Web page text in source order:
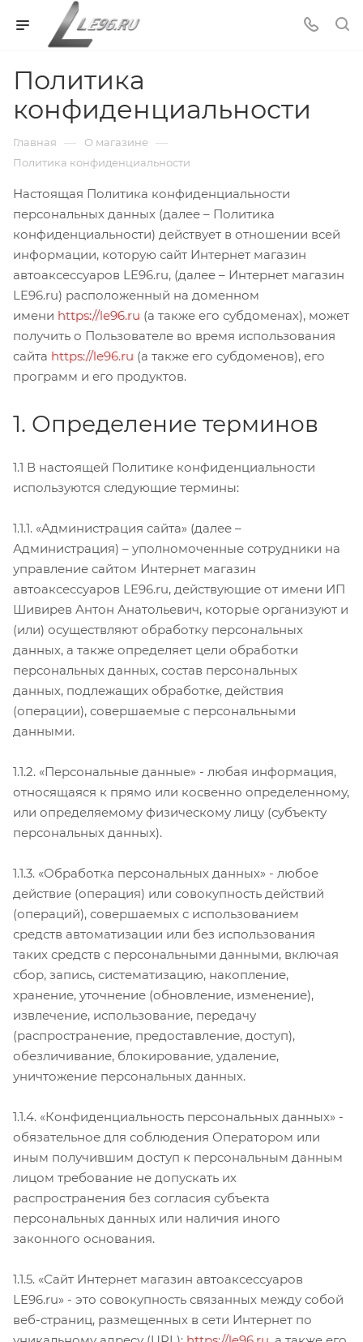
Политика
конфиденциальности
Главная — О магазине —
Политика конфиденциальности
Настоящая Политика конфиденциальности
персональных данных (далее – Политика
конфиденциальности) действует в отношении всей
информации, которую сайт Интернет магазин
автоаксессуаров LE96.ru, (далее – Интернет магазин
LE96.ru) расположенный на доменном
имени https://le96.ru (а также его субдоменах), может
получить о Пользователе во время использования
сайта https://le96.ru (а также его субдоменов), его
программ и его продуктов.
1. Определение терминов
1.1 В настоящей Политике конфиденциальности
используются следующие термины:
1.1.1. «Администрация сайта» (далее –
Администрация) – уполномоченные сотрудники на
управление сайтом Интернет магазин
автоаксессуаров LE96.ru, действующие от имени ИП
Шивирев Антон Анатольевич, которые организуют и
(или) осуществляют обработку персональных
данных, а также определяет цели обработки
персональных данных, состав персональных
данных, подлежащих обработке, действия
(операции), совершаемые с персональными
данными.
1.1.2. «Персональные данные» - любая информация,
относящаяся к прямо или косвенно определенному,
или определяемому физическому лицу (субъекту
персональных данных).
1.1.3. «Обработка персональных данных» - любое
действие (операция) или совокупность действий
(операций), совершаемых с использованием
средств автоматизации или без использования
таких средств с персональными данными, включая
сбор, запись, систематизацию, накопление,
хранение, уточнение (обновление, изменение),
извлечение, использование, передачу
(распространение, предоставление, доступ),
обезличивание, блокирование, удаление,
уничтожение персональных данных.
1.1.4. «Конфиденциальность персональных данных» -
обязательное для соблюдения Оператором или
иным получившим доступ к персональным данным
лицом требование не допускать их
распространения без согласия субъекта
персональных данных или наличия иного
законного основания.
1.1.5. «Сайт Интернет магазин автоаксессуаров
LE96.ru» - это совокупность связанных между собой
веб-страниц, размещенных в сети Интернет по